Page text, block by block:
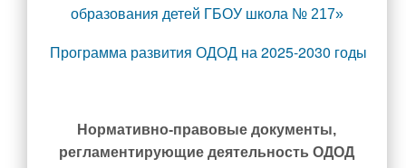
Стипендии и меры поддержки обучающихся
Объявления для родителей
Прием в 1 класс
образования детей ГБОУ школа № 217»
Программа развития ОДОД на 2025-2030 годы
Нормативно-правовые документы,
регламентирующие деятельность ОДОД